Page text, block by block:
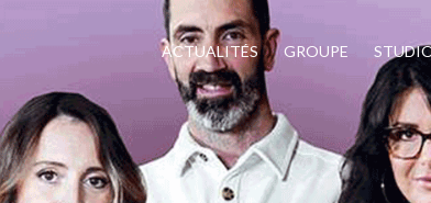
ACTUALITÉS GROUPE